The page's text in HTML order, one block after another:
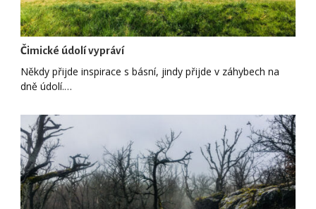
Čimické údolí vypráví
Někdy přijde inspirace s básní, jindy přijde v záhybech na
dně údolí.…